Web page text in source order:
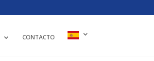
CONTACTO